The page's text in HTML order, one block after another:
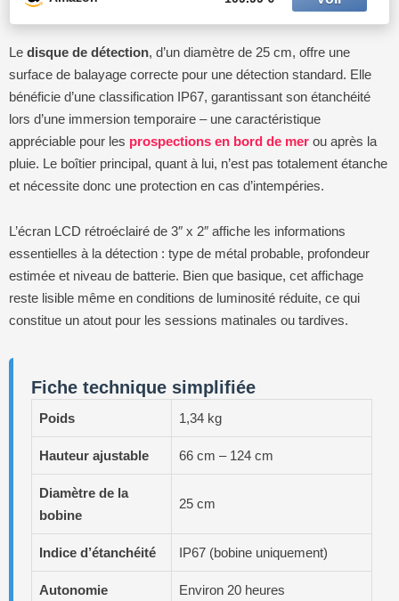
Le disque de détection, d’un diamètre de 25 cm, offre une
surface de balayage correcte pour une détection standard. Elle
bénéficie d’une classification IP67, garantissant son étanchéité
lors d’une immersion temporaire – une caractéristique
appréciable pour les prospections en bord de mer ou après la
pluie. Le boîtier principal, quant à lui, n’est pas totalement étanche
et nécessite donc une protection en cas d’intempéries.
L’écran LCD rétroéclairé de 3″ x 2″ affiche les informations
essentielles à la détection : type de métal probable, profondeur
estimée et niveau de batterie. Bien que basique, cet affichage
reste lisible même en conditions de luminosité réduite, ce qui
constitue un atout pour les sessions matinales ou tardives.
Fiche technique simplifiée
Poids 1,34 kg
Hauteur ajustable 66 cm – 124 cm
Diamètre de la
bobine
25 cm
Indice d’étanchéité IP67 (bobine uniquement)
Autonomie Environ 20 heures